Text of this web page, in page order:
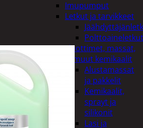
Imupumput
Letkut ja tarvikkeet
Polttoaineletkut
Liuottimet, massat,
ja muut kemikaalit
Alustamassat
ja pakkelit
Kemikaalit,
sprayt ja
silikonit
Lasi ja